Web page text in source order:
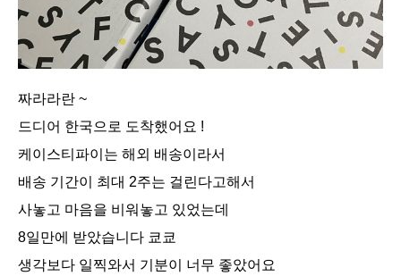
짜라라란 ~
드디어 한국으로 도착했어요 !
케이스티파이는 해외 배송이라서
배송 기간이 최대 2주는 걸린다고해서
사놓고 마음을 비워놓고 있었는데
8일만에 받았습니다 쿄쿄
생각보다 일찍와서 기분이 너무 좋았어요